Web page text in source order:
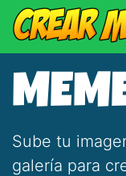
Sube tu
galería para